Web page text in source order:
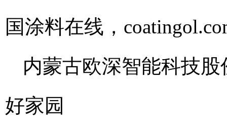
内蒙古欧深智能科技
好家园